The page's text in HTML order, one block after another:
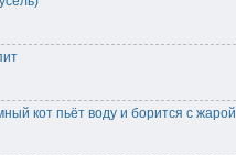
кот пьёт воду и борится с жарой